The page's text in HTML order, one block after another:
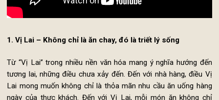
1. Vị Lai – Không chỉ là ăn chay, đó là triết lý sống